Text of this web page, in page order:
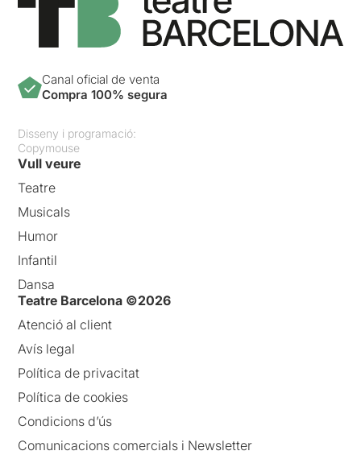
Canal oficial de venta
Compra 100% segura
Disseny i programació:
Copymouse
Vull veure
Teatre
Musicals
Humor
Infantil
Dansa
Teatre Barcelona ©2026
Atenció al client
Avís legal
Política de privacitat
Política de cookies
Condicions d’ús
Comunicacions comercials i Newsletter